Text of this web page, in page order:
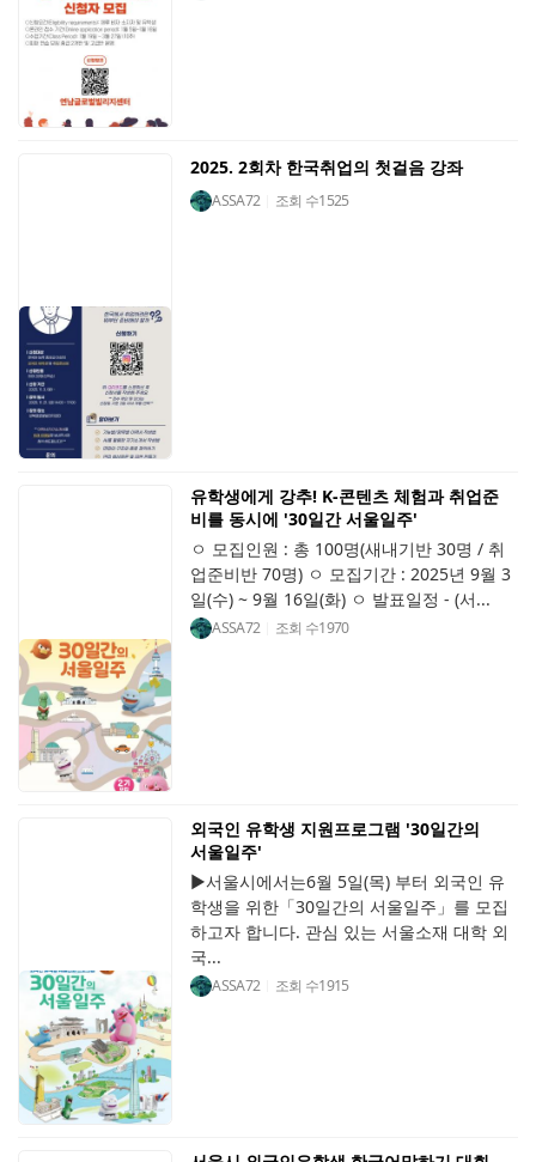
2025. 2회차 한국취업의 첫걸음 강좌
ASSA72 조회 수1525
유학생에게 강추! K-콘텐츠 체험과 취업준
비를 동시에 '30일간 서울일주'
ㅇ 모집인원 : 총 100명(새내기반 30명 / 취
업준비반 70명) ㅇ 모집기간 : 2025년 9월 3
일(수) ~ 9월 16일(화) ㅇ 발표일정 - (서...
ASSA72 조회 수1970
외국인 유학생 지원프로그램 '30일간의
서울일주'
▶서울시에서는6월 5일(목) 부터 외국인 유
학생을 위한「30일간의 서울일주」를 모집
하고자 합니다. 관심 있는 서울소재 대학 외
국...
ASSA72 조회 수1915